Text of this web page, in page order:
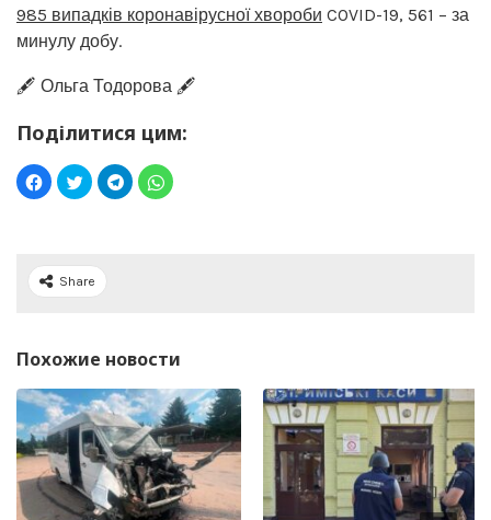
985 випадків коронавірусної хвороби COVID-19, 561 – за
минулу добу.
🖋️ Ольга Тодорова 🖋️
Поділитися цим:
Share
Похожие новости